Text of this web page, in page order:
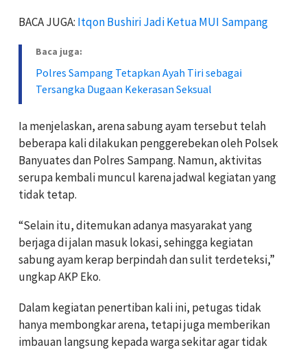
BACA JUGA: Itqon Bushiri Jadi Ketua MUI Sampang
Baca juga:
Polres Sampang Tetapkan Ayah Tiri sebagai
Tersangka Dugaan Kekerasan Seksual
Ia menjelaskan, arena sabung ayam tersebut telah
beberapa kali dilakukan penggerebekan oleh Polsek
Banyuates dan Polres Sampang. Namun, aktivitas
serupa kembali muncul karena jadwal kegiatan yang
tidak tetap.
“Selain itu, ditemukan adanya masyarakat yang
berjaga di jalan masuk lokasi, sehingga kegiatan
sabung ayam kerap berpindah dan sulit terdeteksi,”
ungkap AKP Eko.
Dalam kegiatan penertiban kali ini, petugas tidak
hanya membongkar arena, tetapi juga memberikan
imbauan langsung kepada warga sekitar agar tidak